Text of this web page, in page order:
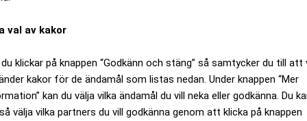
val av kakor
klickar på knappen “Godkänn och stäng” så samtycker du till att
kakor för de ändamål som listas nedan. Under knappen “Mer
kan du välja vilka ändamål du vill neka eller godkänna. Du
välja vilka partners du vill godkänna genom att klicka på knappen
Hänsynslöst svek från S